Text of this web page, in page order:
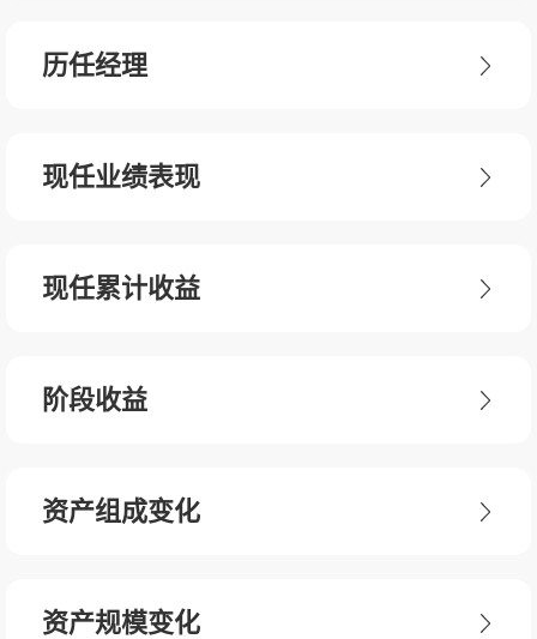
历任经理
现任业绩表现
现任累计收益
阶段收益
资产组成变化
资产规模变化